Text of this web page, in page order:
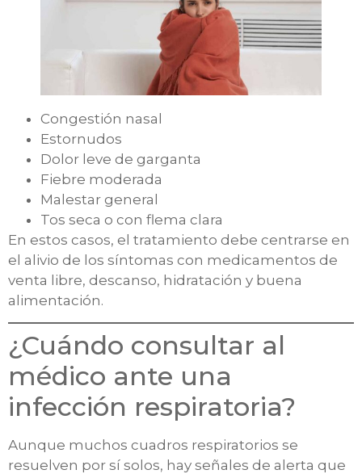
Congestión nasal
Estornudos
Dolor leve de garganta
Fiebre moderada
Malestar general
Tos seca o con flema clara
En estos casos, el tratamiento debe centrarse en
el alivio de los síntomas con medicamentos de
venta libre, descanso, hidratación y buena
alimentación.
¿Cuándo consultar al
médico ante una
infección respiratoria?
Aunque muchos cuadros respiratorios se
resuelven por sí solos, hay señales de alerta que